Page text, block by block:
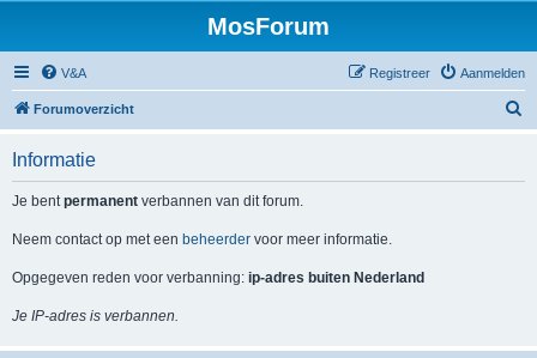
MosForum
V&A Aanmelden
Registreer
Forumoverzicht
Informatie
Je bentpermanent verbannen van dit forum.
Neem contact op met een beheerder voor meer informatie.
Opgegeven reden voor verbanning: ip-adres buiten Nederland
Je IP-adres is verbannen.